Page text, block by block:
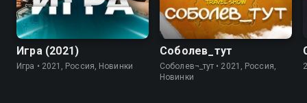
7.8
Игра (2021)
Игра • 2021, Россия, Новинки
Соболев_тут
Соболев¬_тут • 2021, Россия,
Новинки